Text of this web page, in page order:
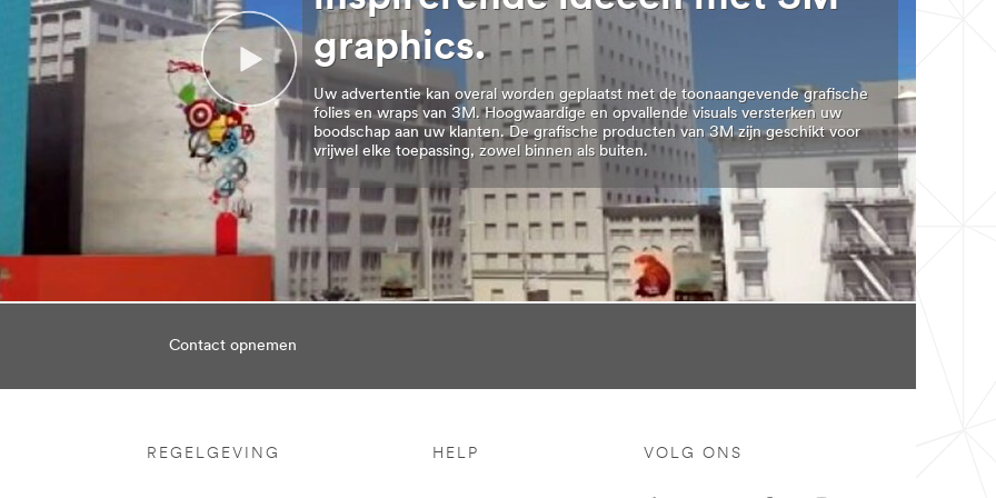
graphics.
Uw advertentie kan overal worden geplaatst met de toonaangevende grafische
folies en wraps van 3M. Hoogwaardige en opvallende visuals versterken uw
boodschap aan uw klanten. De grafische producten van 3M zijn geschikt voor
vrijwel elke toepassing, zowel binnen als buiten.
Contact opnemen
REGELGEVING HELP VOLG ONS